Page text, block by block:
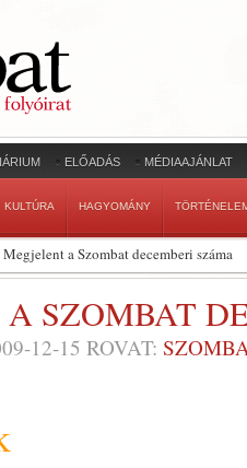
ELŐADÁS MÉDIAAJÁNLAT
KULTÚRA HAGYOMÁNY
Megjelent a Szombat decemberi száma
SZOMBAT
12-15 ROVAT: